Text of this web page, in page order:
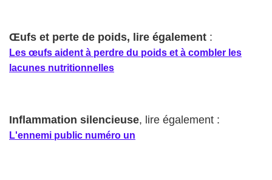
Œufs et perte de poids, lire également :
Les œufs aident à perdre du poids et à combler les
lacunes nutritionnelles
Inflammation silencieuse, lire également :
L'ennemi public numéro un